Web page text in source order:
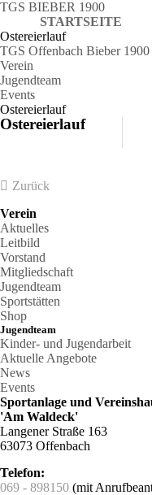
TGS BIEBER 1900
STARTSEITE
Ostereierlauf
TGS Offenbach Bieber 1900
Verein
Jugendteam
Events
Ostereierlauf
Ostereierlauf
Zurück
Verein
Aktuelles
Leitbild
Vorstand
Mitgliedschaft
Jugendteam
Sportstätten
Shop
Jugendteam
Kinder- und Jugendarbeit
Aktuelle Angebote
News
Events
Sportanlage und
'Am Waldeck'
Langener Straße 163
63073 Offenbach
Telefon:
069 - 898150 (mit